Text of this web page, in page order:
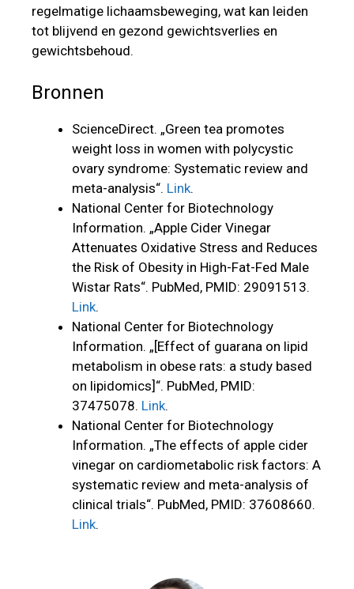
regelmatige lichaamsbeweging, wat kan leiden
tot blijvend en gezond gewichtsverlies en
gewichtsbehoud.
Bronnen
ScienceDirect. „Green tea promotes
weight loss in women with polycystic
ovary syndrome: Systematic review and
meta-analysis“. Link.
National Center for Biotechnology
Information. „Apple Cider Vinegar
Attenuates Oxidative Stress and Reduces
the Risk of Obesity in High-Fat-Fed Male
Wistar Rats“. PubMed, PMID: 29091513.
Link.
National Center for Biotechnology
Information. „[Effect of guarana on lipid
metabolism in obese rats: a study based
on lipidomics]“. PubMed, PMID:
37475078. Link.
National Center for Biotechnology
Information. „The effects of apple cider
vinegar on cardiometabolic risk factors: A
systematic review and meta-analysis of
clinical trials“. PubMed, PMID: 37608660.
Link.